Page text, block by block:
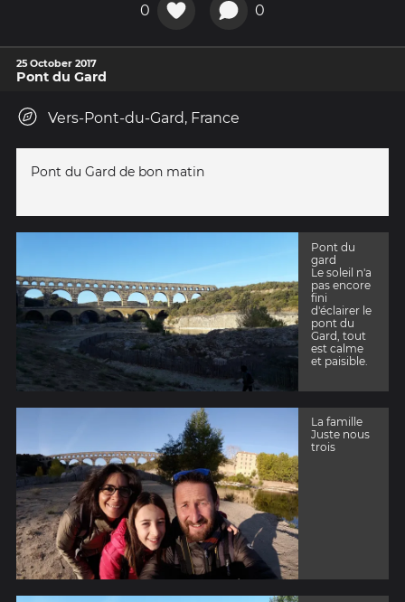
0 0
25 October 2017
Pont du Gard
Vers-Pont-du-Gard, France
Pont du Gard de bon matin
Pont du
gard
Le soleil n'a
pas encore
fini
d'éclairer le
pont du
Gard, tout
est calme
et paisible.
La famille
Juste nous
trois